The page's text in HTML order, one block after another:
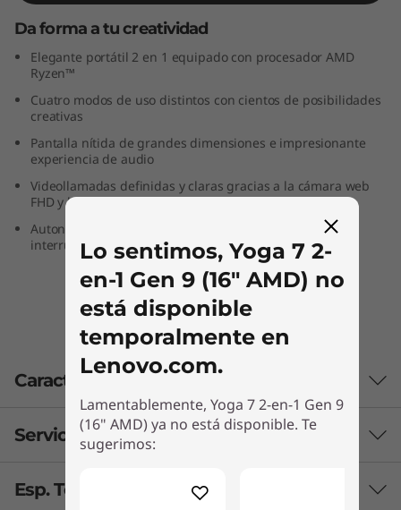
Da forma a tu creatividad
Elegante portátil 2 en 1 equipado con procesador AMD
Ryzen™
Cuatro modos de uso distintos con cientos de posibilidades
creativas
Pantalla nítida de grandes dimensiones e impresionante
experiencia de audio
Videollamadas definidas y claras gracias a la cámara web
FHD y la cancelación de ruido
Autonomía para todo el día y conectividad sin
interrupciones
Características
Rendimiento fiable
fiable de los procesadores AMD Ryzen™ 8040
Servicios Lenovo
Premium Care Plus
Esp. Técnicas (Opcionales)
Lo sentimos, Yoga 7 2-
en-1 Gen 9 (16" AMD) no
está disponible
temporalmente en
Lenovo.com.
Lamentablemente, Yoga 7 2-en-1 Gen 9
(16" AMD) ya no está disponible. Te
sugerimos: